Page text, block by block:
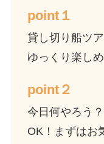
point１
貸し切り船ツ
ゆっくり楽し
point２
今日何やろう
OK！まずはお